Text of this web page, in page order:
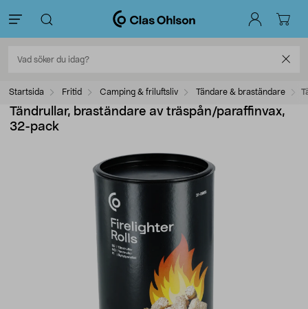
Startsida Fritid Camping & friluftsliv Tändare & braständare
Tändrullar, braständare av träspån/paraffinvax,
32-pack